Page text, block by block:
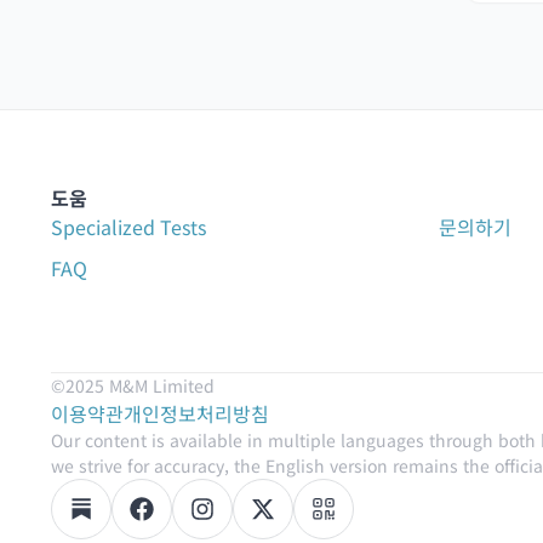
도움
Specialized Tests
문의하기
FAQ
©2025 M&M Limited
이용약관개인정보처리방침
Our content is available in multiple languages through
we strive for accuracy, the English version remains the